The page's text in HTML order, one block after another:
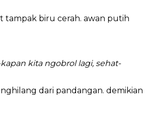
tampak biru cerah. awan putih
kita ngobrol lagi, sehat-
dari pandangan. demikian